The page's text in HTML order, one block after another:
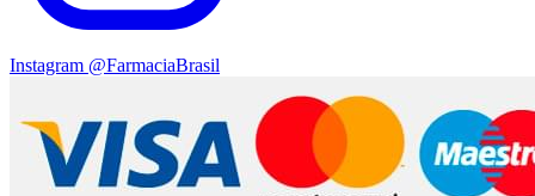
Instagram @FarmaciaBrasil